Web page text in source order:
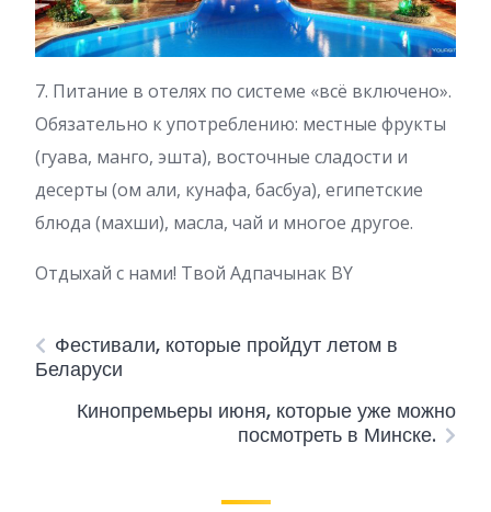
7. Питание в отелях по системе «всё включено».
Обязательно к употреблению: местные фрукты
(гуава, манго, эшта), восточные сладости и
десерты (ом али, кунафа, басбуа), египетские
блюда (махши), масла, чай и многое другое.
Отдыхай с нами! Твой Адпачынак BY
Фестивали, которые пройдут летом в
Беларуси
Кинопремьеры июня, которые уже можно
посмотреть в Минске.